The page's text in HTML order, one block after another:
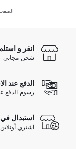
انقر و
شحن مجاني
الدفع عند
رسوم الدفع عند
استبدال في
اشتري